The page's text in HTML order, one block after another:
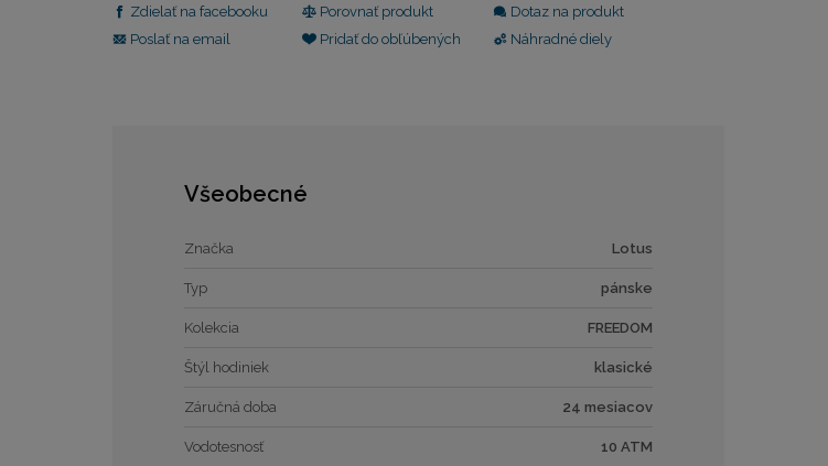
Zdielať na facebooku Porovnať produkt
Dotaz na produkt
Poslať na email
Pridať do obľúbených Náhradné diely
Všeobecné
Značka Lotus
Typ pánske
Kolekcia FREEDOM
Štýl hodiniek klasické
Záručná doba 24 mesiacov
Vodotesnosť 10 ATM